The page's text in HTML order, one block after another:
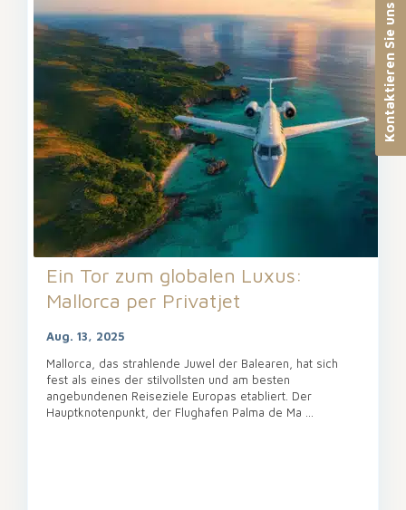
Ein Tor zum globalen Luxus:
Mallorca per Privatjet
Aug. 13, 2025
Mallorca, das strahlende Juwel der Balearen, hat sich
fest als eines der stilvollsten und am besten
angebundenen Reiseziele Europas etabliert. Der
Hauptknotenpunkt, der Flughafen Palma de Ma
Kontaktieren Sie uns